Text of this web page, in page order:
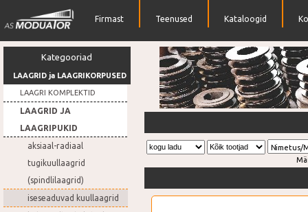
Firmast Teenused Kataloogid
Kategooriad
LAAGRID ja LAAGRIKORPUSED
LAAGRI KOMPLEKTID
LAAGRID JA
LAAGRIPUKID
aksiaal-radiaal
tugikuullaagrid
(spindlilaagrid)
iseseaduvad kuullaagrid
Nimetus/